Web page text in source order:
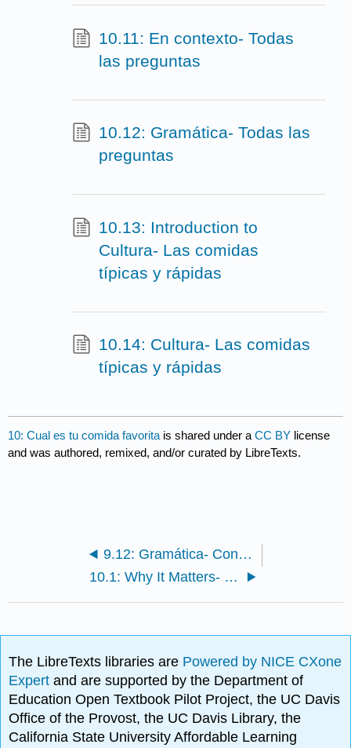
10.11: En contexto- Todas
las preguntas
10.12: Gramática- Todas las
preguntas
10.13: Introduction to
Cultura- Las comidas
típicas y rápidas
10.14: Cultura- Las comidas
típicas y rápidas
10: Cual es tu comida favorita is shared under aCC BY license
and was authored, remixed, and/or curated by LibreTexts.
9.12: Gramática- Conjunciones coordinadas/ Porque and ¿por qué?
10.1: Why It Matters- ¿Cuál es tu comida favorita?
The LibreTexts libraries are Powered by NICE CXone
Expertand are supported by the Department of
Education Open Textbook Pilot Project, the UC Davis
Office of the Provost, the UC Davis Library, the
California State University Affordable Learning